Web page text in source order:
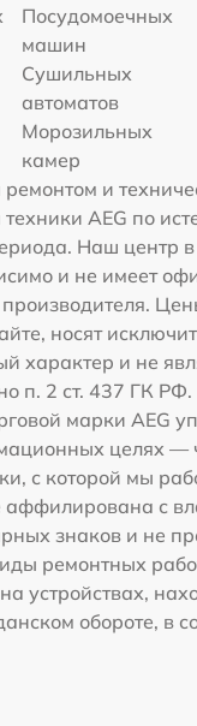
Посудомоечных
машин
Сушильных
автоматов
Морозильных
камер
и
AEG по
Наш центр
и не имеет
носят
характер и не
п. 2 ст. 437 ГК
марки AEG
целях —
с которой мы
аффилирована с
знаков и не
ремонтных
устройствах,
обороте, в